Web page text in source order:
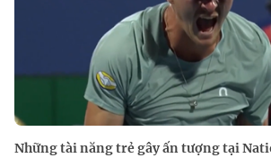
Những tài năng trẻ gây ấn tượng tại